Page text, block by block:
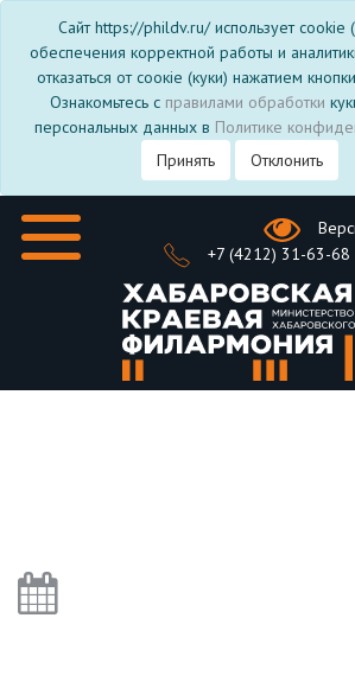
Сайт https://phildv.ru/ использует cookie
обеспечения корректной работы и
отказаться от соокіе (куки) нажатием
Ознакомьтесь с правилами обработки
персональных данных в Политике
Принять
Отклонить
+7 (4212) 31-63-68